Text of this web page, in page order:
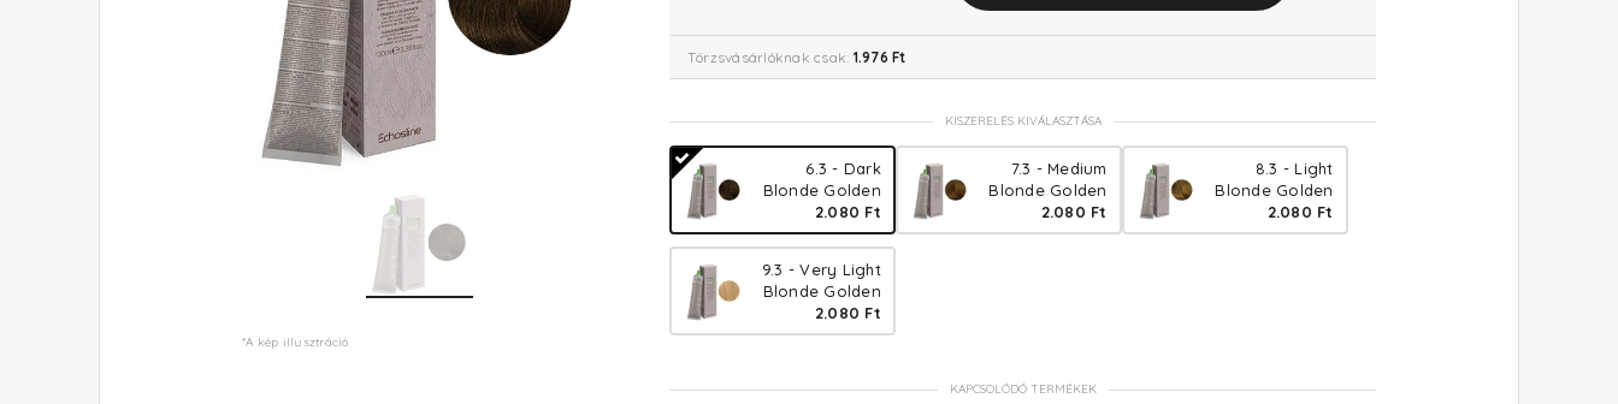
*A kép illusztráció
Törzsvásárlóknak csak: 1.976 Ft
KISZERELÉS KIVÁLASZTÁSA
6.3 - Dark
Blonde Golden
2.080 Ft
7.3 - Medium
Blonde Golden
2.080 Ft
8.3 - Light
Blonde Golden
2.080 Ft
9.3 - Very Light
Blonde Golden
2.080 Ft
KAPCSOLÓDÓ TERMÉKEK